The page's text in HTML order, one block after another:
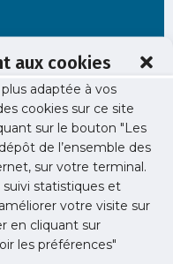
aux cookies
adaptée à vos
cookies sur ce site
sur le bouton "Les
de l’ensemble des
sur votre terminal.
suivi statistiques et
votre visite sur
en cliquant sur
les préférences"
soiree-medecine-
2025-11-06-